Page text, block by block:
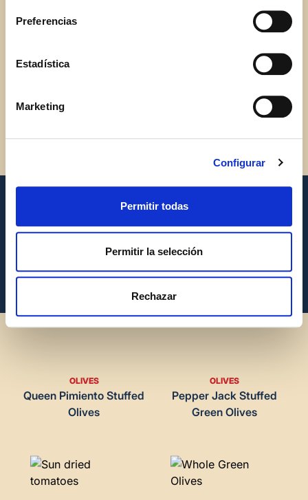
privado y aparecerá de nuevo. Le informamos que aún
no habiendo aceptado las cookies de analytics, Google
identifican de ninguna forma.
Preferencias
Estadística
Marketing
Configurar
Permitir todas
Permitir la selección
Rechazar
More products
OLIVES
Queen Pimiento Stuffed
Olives
OLIVES
Pepper Jack Stuffed
Green Olives